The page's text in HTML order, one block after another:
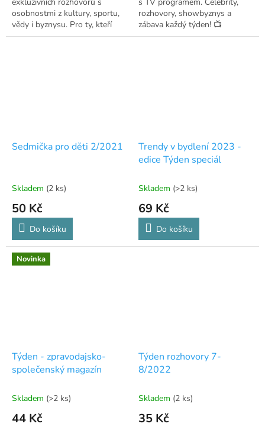
osobnostmi z kultury, sportu,
vědy i byznysu. Pro ty, kteří
nezapomněli číst.
rozhovory, showbyznys a
zábava každý týden! 📺
Sedmička pro děti 2/2021
Skladem (2 ks)
50 Kč
Do košíku
Trendy v bydlení 2023 -
edice Týden speciál
Skladem (>2 ks)
69 Kč
Do košíku
Novinka
Týden - zpravodajsko-
společenský magazín
Skladem (>2 ks)
44 Kč
Týden rozhovory 7-
8/2022
Skladem (2 ks)
35 Kč